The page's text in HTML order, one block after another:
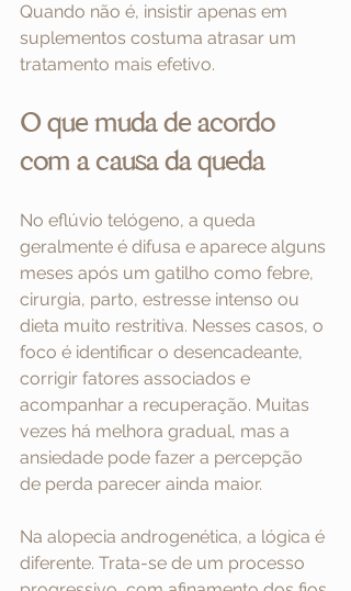
Quando não é, insistir apenas em
suplementos costuma atrasar um
tratamento mais efetivo.
O que muda de acordo
com a causa da queda
No eflúvio telógeno, a queda
geralmente é difusa e aparece alguns
meses após um gatilho como febre,
cirurgia, parto, estresse intenso ou
dieta muito restritiva. Nesses casos, o
foco é identificar o desencadeante,
corrigir fatores associados e
acompanhar a recuperação. Muitas
vezes há melhora gradual, mas a
ansiedade pode fazer a percepção
de perda parecer ainda maior.
Na alopecia androgenética, a lógica é
diferente. Trata-se de um processo